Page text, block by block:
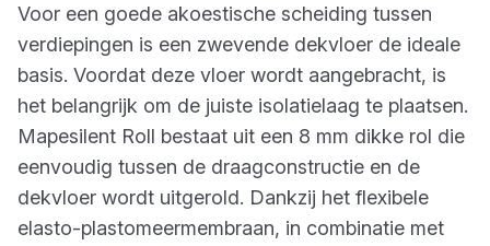
Voor een goede akoestische scheiding tussen
verdiepingen is een zwevende dekvloer de ideale
basis. Voordat deze vloer wordt aangebracht, is
het belangrijk om de juiste isolatielaag te plaatsen.
Mapesilent Roll bestaat uit een 8 mm dikke rol die
eenvoudig tussen de draagconstructie en de
dekvloer wordt uitgerold. Dankzij het flexibele
elasto-plastomeermembraan, in combinatie met